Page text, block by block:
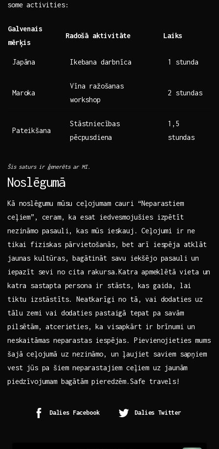
some activities:
Galvenais
mērķis
Radošā aktivitāte Laiks
Japāna Ikebana darbnīca 1 stunda
Maroka
Vīna ražošanas
workshop
2 ‍stundas
Pateikšana
Stāstniecības
pēcpusdiena
1,5
stundas
Šis saturs ir ģenerēts ar MI.
Noslēgumā
Kā noslēgumu mūsu ceļojumam cauri “Neparastiem
ceļiem”, ceram, ka esat iedvesmojušies izpētīt
nezināmo pasauli, kas mūs ieskauj. Ceļojumi ir ne
tikai fiziskas pārvietošanās, bet arī iespēja atklāt
jaunas kultūras, bagātināt savu iekšējo pasauli un
⁢iepazīt sevi no cita rakursa.Katra ⁤apmeklētā vieta un
katra sastapta ‌persona​ ir stāsts, kas gaida, lai
tiktu izstāstīts. Neatkarīgi no tā, vai dodaties uz
tālu zemi vai dodaties pastaigā tepat pa savām
pilsētām, atcerieties, ka visapkārt ir brīnumi un
neskaitāmas neparastas iespējas. Pievienojieties mums
šajā ceļojumā ‍uz nezināmo, un ļaujiet saviem sapņiem
vest jūs pa šiem ⁢neparastajiem ceļiem uz jaunām
piedzīvojumam bagātām pieredzēm.Safe ‍travels!
Dalies Facebook Dalies Twitter